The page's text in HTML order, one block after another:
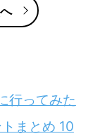
行ってみた
まとめ 10